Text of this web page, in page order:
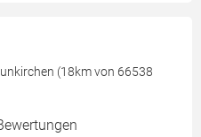
(18km von 66538